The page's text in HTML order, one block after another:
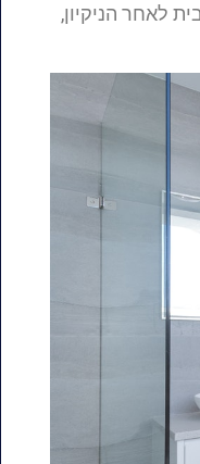
לאחר הניקיון,